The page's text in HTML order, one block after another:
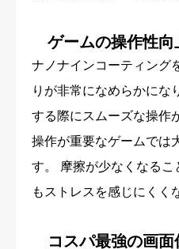
ゲームの操作性向
ナノナインコーティング
りが非常になめらかにな
する際にスムーズな操作
操作が重要なゲームでは
す。 摩擦が少なくなる
もストレスを感じにくく
コスパ最強の画面